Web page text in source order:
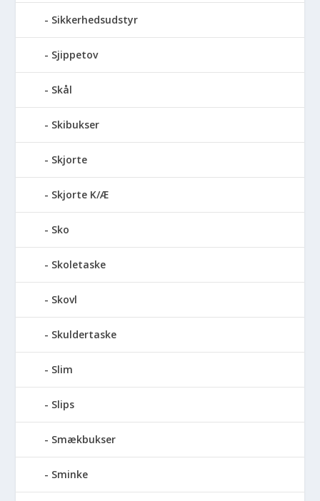
Sikkerhedsudstyr
Sjippetov
Skål
Skibukser
Skjorte
Skjorte K/Æ
Sko
Skoletaske
Skovl
Skuldertaske
Slim
Slips
Smækbukser
Sminke